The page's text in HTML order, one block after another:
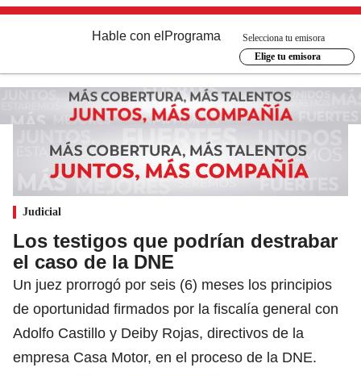
Hable con el Programa
Selecciona tu emisora
Elige tu emisora
Judicial
Los testigos que podrían destrabar
el caso de la DNE
Un juez prorrogó por seis (6) meses los principios
de oportunidad firmados por la fiscalía general con
Adolfo Castillo y Deiby Rojas, directivos de la
empresa Casa Motor, en el proceso de la DNE.